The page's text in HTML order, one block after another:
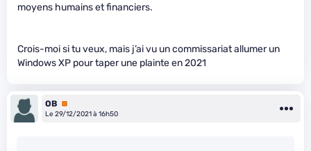
moyens humains et financiers.
Crois-moi si tu veux, mais j’ai vu un commissariat allumer un
Windows XP pour taper une plainte en 2021
OB Premium
Le 29/12/2021 à 16h50